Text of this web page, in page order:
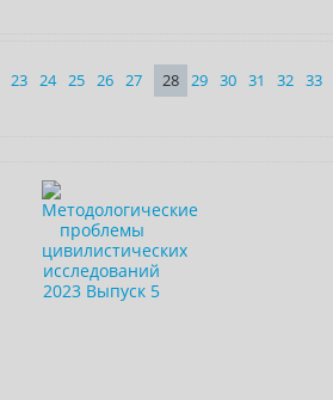
23 24 25 26 27 28 29 30 31 32 33